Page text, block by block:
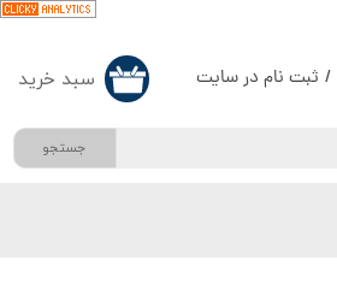
جستجو
/ ثبت نام در سایت سبد خرید